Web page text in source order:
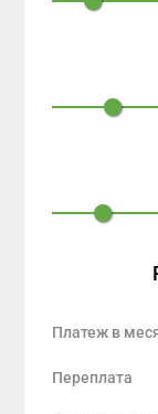
Платеж в
Переплата